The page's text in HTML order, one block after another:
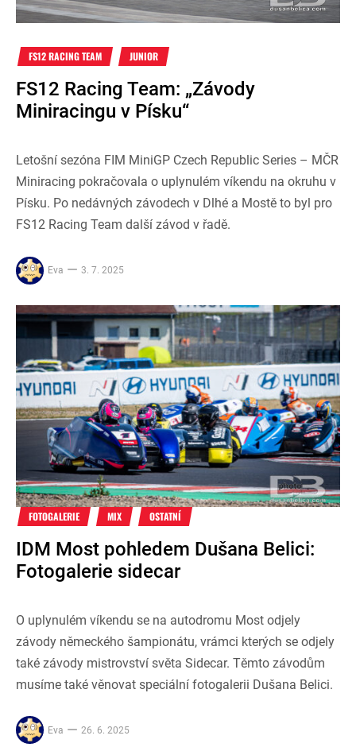
FS12 RACING TEAM JUNIOR
FS12 Racing Team: „Závody
Miniracingu v Písku“
Letošní sezóna FIM MiniGP Czech Republic Series – MČR
Miniracing pokračovala o uplynulém víkendu na okruhu v
Písku. Po nedávných závodech v Dlhé a Mostě to byl pro
FS12 Racing Team další závod v řadě.
Eva 3. 7. 2025
FOTOGALERIE MIX OSTATNÍ
IDM Most pohledem Dušana Belici:
Fotogalerie sidecar
O uplynulém víkendu se na autodromu Most odjely
závody německého šampionátu, vrámci kterých se odjely
také závody mistrovství světa Sidecar. Těmto závodům
musíme také věnovat speciální fotogalerii Dušana Belici.
Eva 26. 6. 2025